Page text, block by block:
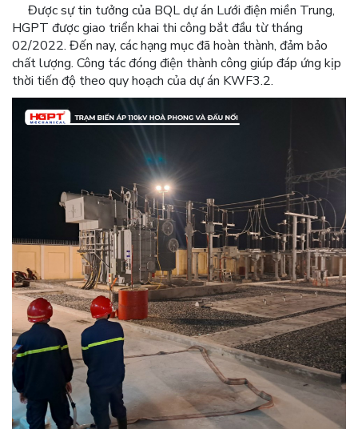
Được sự tin tưởng của BQL dự án Lưới điện miền Trung,
HGPT được giao triển khai thi công bắt đầu từ tháng
02/2022. Đến nay, các hạng mục đã hoàn thành, đảm bảo
chất lượng. Công tác đóng điện thành công giúp đáp ứng kịp
thời tiến độ theo quy hoạch của dự án KWF3.2.